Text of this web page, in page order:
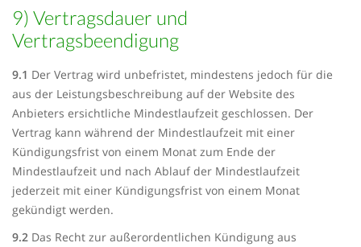
9) Vertragsdauer und
Vertragsbeendigung
9.1 Der Vertrag wird unbefristet, mindestens jedoch für die
aus der Leistungsbeschreibung auf der Website des
Anbieters ersichtliche Mindestlaufzeit geschlossen. Der
Vertrag kann während der Mindestlaufzeit mit einer
Kündigungsfrist von einem Monat zum Ende der
Mindestlaufzeit und nach Ablauf der Mindestlaufzeit
jederzeit mit einer Kündigungsfrist von einem Monat
gekündigt werden.
9.2 Das Recht zur außerordentlichen Kündigung aus